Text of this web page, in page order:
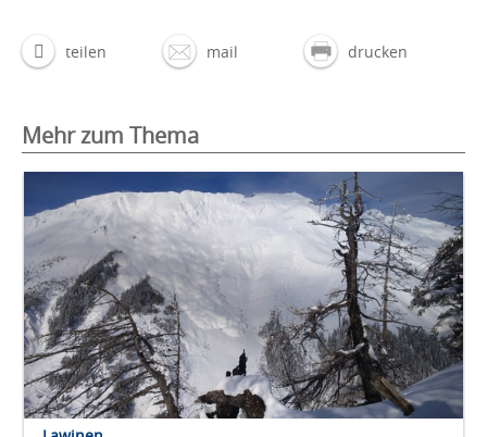
teilen mail drucken
Mehr zum Thema